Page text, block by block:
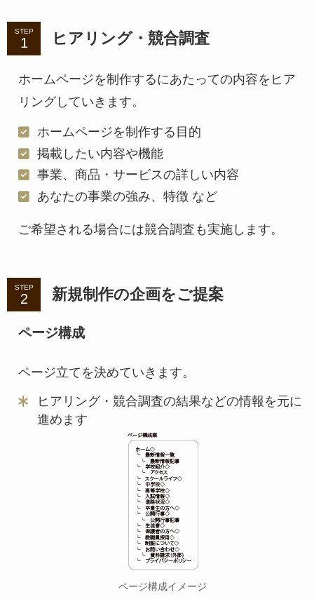
STEP ヒアリング・競合調査
ホームページを制作するにあたっての内容をヒア
リングしていきます。
ホームページを制作する目的
掲載したい内容や機能
事業、商品・サービスの詳しい内容
あなたの事業の強み、特徴 など
ご希望される場合には競合調査も実施します。
STEP 新規制作の企画をご提案
ページ構成
ページ立てを決めていきます。
ヒアリング・競合調査の結果などの情報を元に
進めます
ページ構成イメージ